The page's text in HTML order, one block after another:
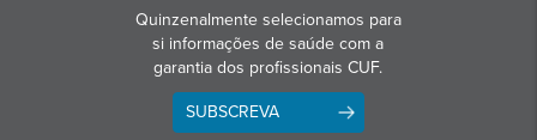
Quinzenalmente selecionamos para
si informações de saúde com a
garantia dos profissionais CUF.
SUBSCREVA